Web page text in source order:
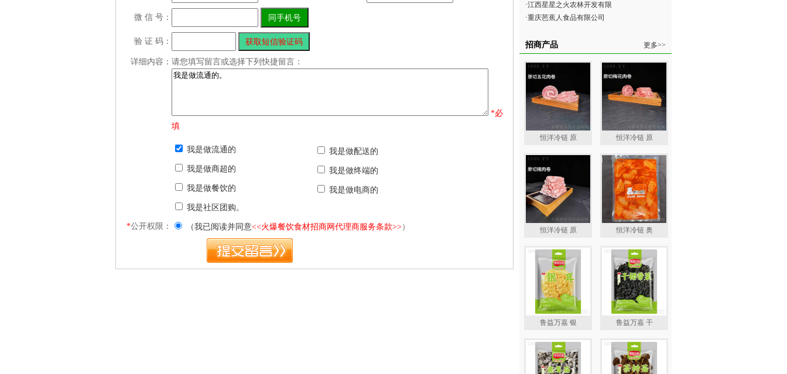
微 信 号：
验 证 码：
详细内容： 请您填写留言或选择下列快捷留言：
*必
填
我是做流通的
我是做商超的
我是做餐饮的
我是社区团购。
我是做配送的
我是做终端的
我是做电商的
*公开权限： （我已阅读并同意<<火爆餐饮食材招商网代理商服务条款>>）
·江西星星之火农林开发有限
·重庆芭蕉人食品有限公司
招商产品 更多>>
恒洋冷链 原 恒洋冷链 原
恒洋冷链 原 恒洋冷链 奥
鲁益万嘉 银 鲁益万嘉 干